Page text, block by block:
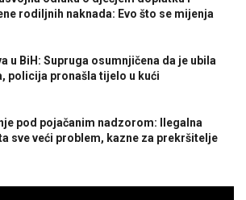
rodiljnih naknada: Evo što se mijenja
u BiH: Supruga osumnjičena da je ubila
policija pronašla tijelo u kući
pod pojačanim nadzorom: Ilegalna
sve veći problem, kazne za prekršitelje